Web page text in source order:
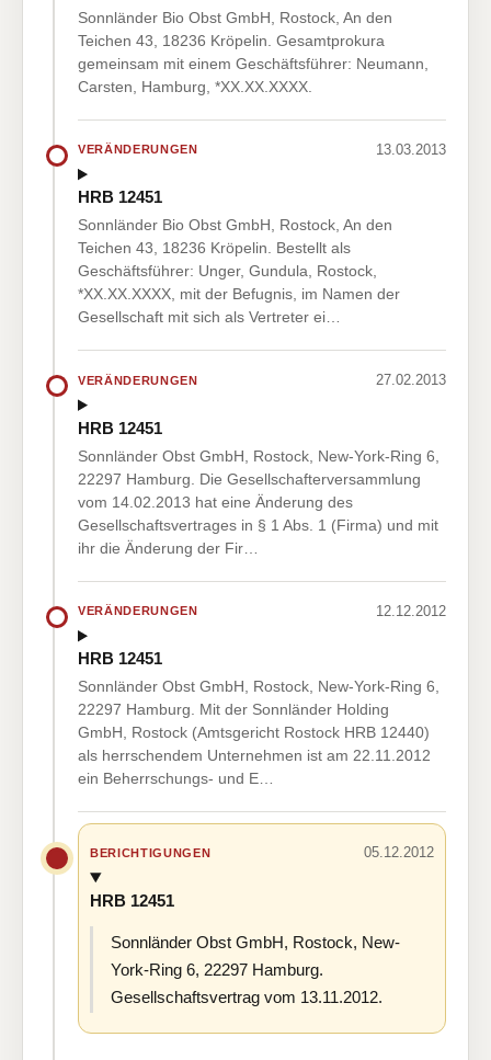
Sonnländer Bio Obst GmbH, Rostock, An den
Teichen 43, 18236 Kröpelin. Gesamtprokura
gemeinsam mit einem Geschäftsführer: Neumann,
Carsten, Hamburg, *XX.XX.XXXX.
VERÄNDERUNGEN 13.03.2013
HRB 12451
Sonnländer Bio Obst GmbH, Rostock, An den
Teichen 43, 18236 Kröpelin. Bestellt als
Geschäftsführer: Unger, Gundula, Rostock,
*XX.XX.XXXX, mit der Befugnis, im Namen der
Gesellschaft mit sich als Vertreter ei…
VERÄNDERUNGEN 27.02.2013
HRB 12451
Sonnländer Obst GmbH, Rostock, New-York-Ring 6,
22297 Hamburg. Die Gesellschafterversammlung
vom 14.02.2013 hat eine Änderung des
Gesellschaftsvertrages in § 1 Abs. 1 (Firma) und mit
ihr die Änderung der Fir…
VERÄNDERUNGEN 12.12.2012
HRB 12451
Sonnländer Obst GmbH, Rostock, New-York-Ring 6,
22297 Hamburg. Mit der Sonnländer Holding
GmbH, Rostock (Amtsgericht Rostock HRB 12440)
als herrschendem Unternehmen ist am 22.11.2012
ein Beherrschungs- und E…
BERICHTIGUNGEN 05.12.2012
HRB 12451
Sonnländer Obst GmbH, Rostock, New-
York-Ring 6, 22297 Hamburg.
Gesellschaftsvertrag vom 13.11.2012.